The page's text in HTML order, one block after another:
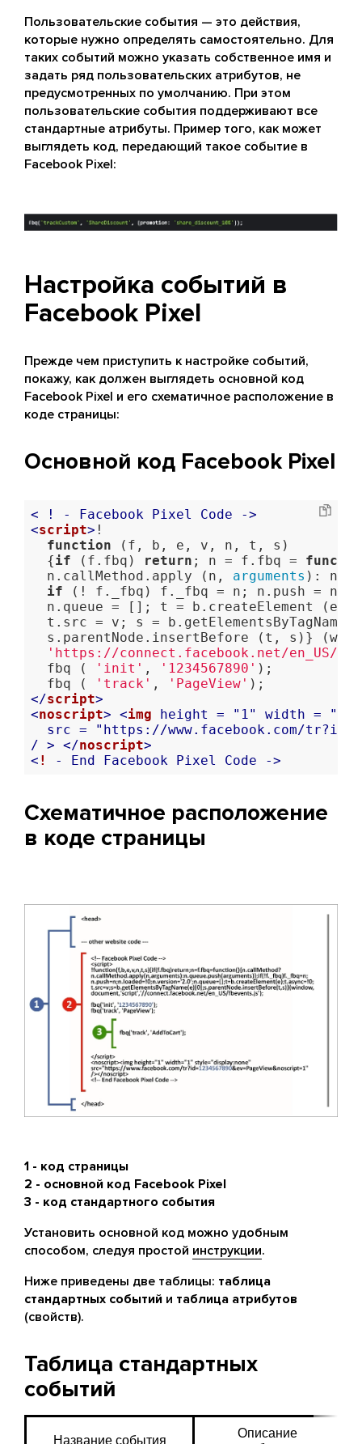
Пользовательские события — это действия,
которые нужно определять самостоятельно. Для
таких событий можно указать собственное имя и
задать ряд пользовательских атрибутов, не
предусмотренных по умолчанию. При этом
пользовательские события поддерживают все
стандартные атрибуты. Пример того, как может
выглядеть код, передающий такое событие в
Facebook Pixel:
Настройка событий в
Facebook Pixel
Прежде чем приступить к настройке событий,
покажу, как должен выглядеть основной код
Facebook Pixel и его схематичное расположение в
коде страницы:
Основной код Facebook Pixel
< ! - Facebook Pixel Code ->
<script> !
function
(f, b, e, v, n, t, s)
  {
if (f.fbq) return ; n = f.fbq =
  n.callMethod.apply (n,
arguments ):
if (! f._fbq) f._fbq = n; n.push = n;
n.queue = []; t = b.createElement
t.src = v; s = b.getElementsByTagName
s.parentNode.insertBefore (t, s)}
'https://connect.facebook.net/en_US/
  fbq (
'init' , '1234567890' );
  fbq (
'track' , 'PageView'
</script>
<noscript> <img height = " 1 " width = "
src = " https: //www.facebook.com/tr? id
/ > </noscript>
< ! - End Facebook Pixel Code ->
Схематичное расположение
в коде страницы
1 - код страницы
2 - основной код Facebook Pixel
3 - код стандартного события
Установить основной код можно удобным
способом, следуя простой инструкции.
Ниже приведены две таблицы: таблица
стандартных событий и таблица атрибутов
(свойств).
Таблица стандартных
событий
Название события
Описание